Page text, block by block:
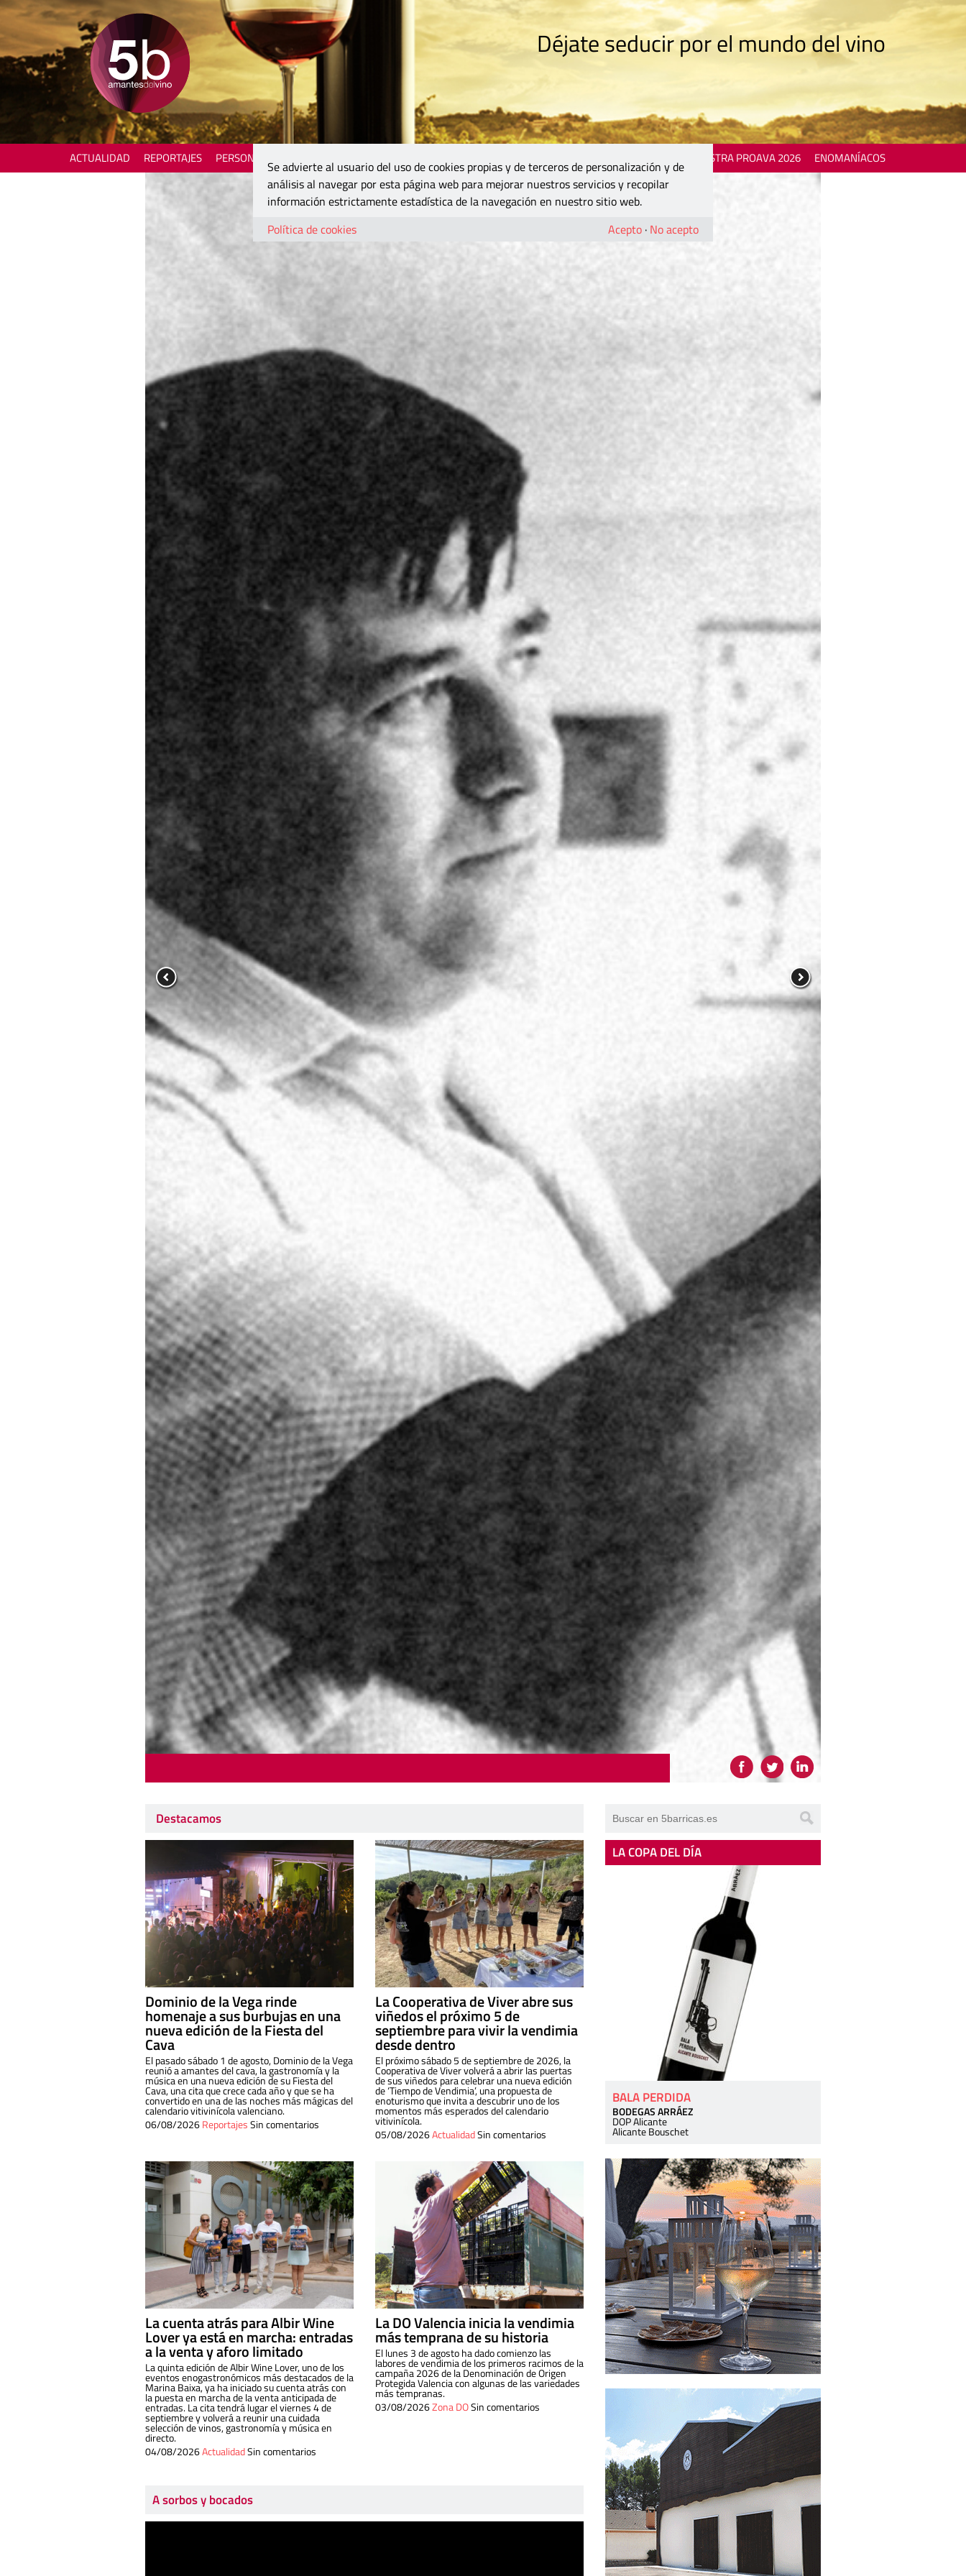
Déjate seducir por el mundo del vino
ACTUALIDAD REPORTAJES PERSONAJES MOSTRA PROAVA 2026 ENOMANÍACOS
Destacamos
Dominio de la Vega rinde
homenaje a sus burbujas en una
nueva edición de la Fiesta del
Cava
El pasado sábado 1 de agosto, Dominio de la Vega
reunió a amantes del cava, la gastronomía y la
música en una nueva edición de su Fiesta del
Cava, una cita que crece cada año y que se ha
convertido en una de las noches más mágicas del
calendario vitivinícola valenciano.
06/08/2026ReportajesSin comentarios
La Cooperativa de Viver abre sus
viñedos el próximo 5 de
septiembre para vivir la vendimia
desde dentro
El próximo sábado 5 de septiembre de 2026, la
Cooperativa de Viver volverá a abrir las puertas
de sus viñedos para celebrar una nueva edición
de ‘Tiempo de Vendimia’, una propuesta de
enoturismo que invita a descubrir uno de los
momentos más esperados del calendario
vitivinícola.
05/08/2026ActualidadSin comentarios
La cuenta atrás para Albir Wine
Lover ya está en marcha: entradas
a la venta y aforo limitado
La quinta edición de Albir Wine Lover, uno de los
eventos enogastronómicos más destacados de la
Marina Baixa, ya ha iniciado su cuenta atrás con
la puesta en marcha de la venta anticipada de
entradas. La cita tendrá lugar el viernes 4 de
septiembre y volverá a reunir una cuidada
selección de vinos, gastronomía y música en
directo.
04/08/2026ActualidadSin comentarios
La DO Valencia inicia la vendimia
más temprana de su historia
El lunes 3 de agosto ha dado comienzo las
labores de vendimia de los primeros racimos de la
campaña 2026 de la Denominación de Origen
Protegida Valencia con algunas de las variedades
más tempranas.
03/08/2026Zona DOSin comentarios
A sorbos y bocados
LA COPA DEL DÍA
BALA PERDIDA
BODEGAS ARRÁEZ
DOP Alicante
Alicante Bouschet
Se advierte al usuario del uso de cookies propias y de terceros de personalización y de
análisis al navegar por esta página web para mejorar nuestros servicios y recopilar
información estrictamente estadística de la navegación en nuestro sitio web.
Política de cookies
Acepto · No acepto